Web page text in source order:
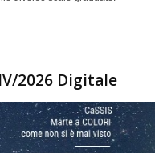
2026 Digitale